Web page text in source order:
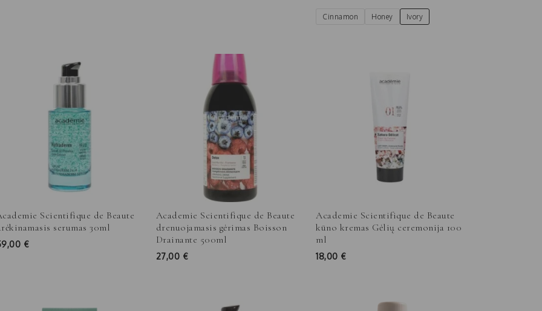
Cinnamon Honey Ivory
Scientifique de Beaute
serumas 30ml
€
Academie Scientifique de Beaute
drenuojamasis gėrimas Boisson
Drainante 500ml
27,00 €
Academie Scientifique de Beaute
kūno kremas Gėlių ceremonija 100
ml
18,00 €